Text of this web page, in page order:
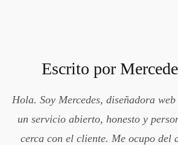
Escrito por
Hola. Soy Mercedes, diseñadora
un servicio abierto, honesto y
cerca con el cliente. Me ocupo del